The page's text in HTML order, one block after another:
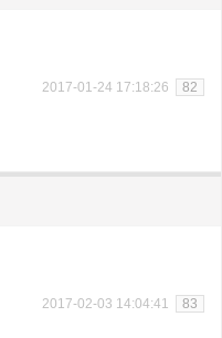
2017-01-24 17:18:26 82
2017-02-03 14:04:41 83